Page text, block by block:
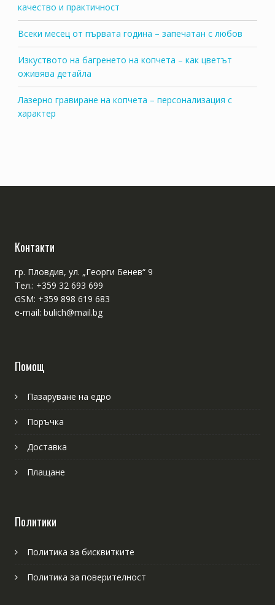
качество и практичност
Всеки месец от първата година – запечатан с любов
Изкуството на багренето на копчета – как цветът
оживява детайла
Лазерно гравиране на копчета – персонализация с
характер
Контакти
гр. Пловдив, ул. „Георги Бенев“ 9
Тел.: +359 32 693 699
GSM: +359 898 619 683
e-mail: bulich@mail.bg
Помощ
Пазаруване на едро
Поръчка
Доставка
Плащане
Политики
Политика за бисквитките
Политика за поверителност